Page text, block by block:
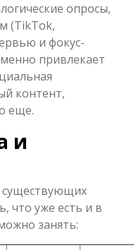
опросы,
(TikTok,
и фокус-
привлекает
контент,
еще.
и
что уже есть и в
занять: